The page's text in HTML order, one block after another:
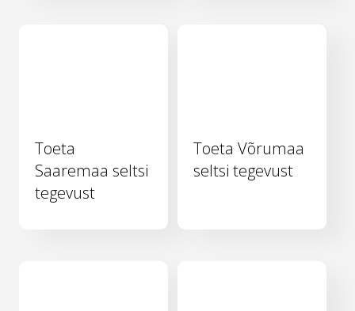
Toeta
Saaremaa seltsi
tegevust
Toeta Võrumaa
seltsi tegevust